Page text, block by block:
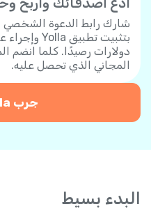
شارك رابط الدعوة
دولارات رصيدًا. كلما انضم
المجاني الذي تحصل عليه.
جرب Yolla اليوم
البدء بسيط